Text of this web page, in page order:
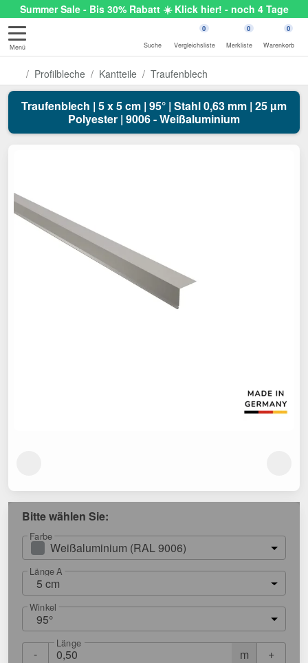
Summer Sale - Bis 30% Rabatt ☀️ Klick hier! - noch 4 Tage
Menü Suche
0
Vergleichsliste
0
Merkliste
0
Warenkorb
Profilbleche Kantteile Traufenblech
Traufenblech | 5 x 5 cm | 95° | Stahl 0,63 mm | 25 µm
Polyester | 9006 - Weißaluminium
Bitte wählen Sie:
Farbe
Weißaluminium (RAL 9006)
Länge A
5 cm
Winkel
95°
- m
Länge
+